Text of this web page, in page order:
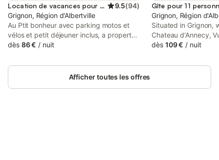
Location de vacances pour 2 personnes 9.5(94)
Grignon, Région d'Albertville
Au Ptit bonheur avec parking motos et
vélos et petit déjeuner inclus, a property
with a garden, is set in Grignon, 3.7 km
from Col de la Madeleine, as well as 47
km from Palais de l Ile.
dès 86 € / nuit
Gîte pour 11
Grignon, Région
Situated in Grignon,
Chateau d'Annecy,
montagnes is an
parking, the
dès 109 € / nuit
Afficher toutes les offres